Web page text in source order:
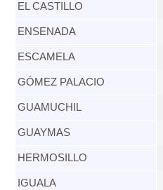
EL CASTILLO​
ENSENADA​
ESCAMELA​
GÓMEZ PALACIO​
GUAMUCHIL​
GUAYMAS​
HERMOSILLO​
IGUALA​